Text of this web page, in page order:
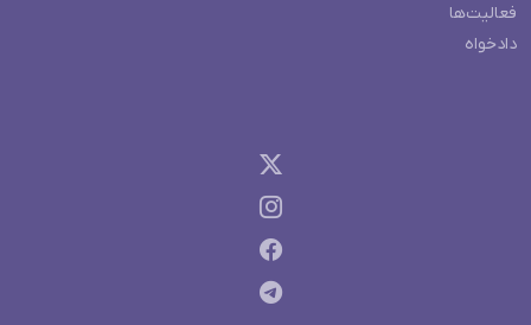
فعالیت‌ها
دادخواه